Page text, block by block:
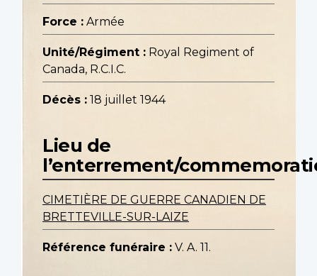
Force : Armée
Unité/Régiment : Royal Regiment of
Canada, R.C.I.C.
Décès : 18 juillet 1944
Lieu de
l’enterrement/
CIMETIÈRE DE GUERRE CANADIEN DE
BRETTEVILLE-SUR-LAIZE
Référence funéraire : V. A. 11.